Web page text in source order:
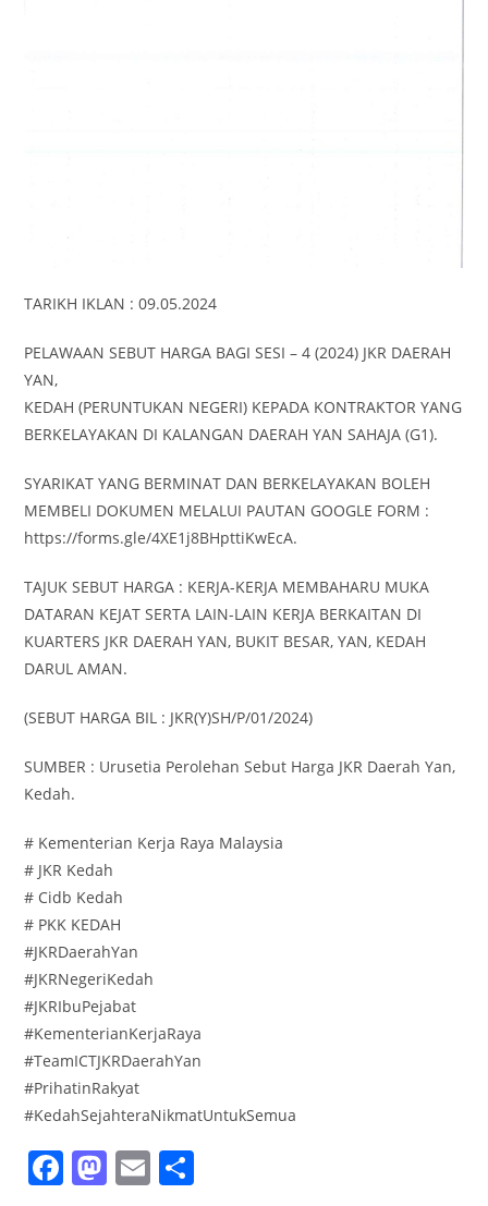
TARIKH IKLAN : 09.05.2024
PELAWAAN SEBUT HARGA BAGI SESI – 4 (2024) JKR DAERAH
YAN,
KEDAH (PERUNTUKAN NEGERI) KEPADA KONTRAKTOR YANG
BERKELAYAKAN DI KALANGAN DAERAH YAN SAHAJA (G1).
SYARIKAT YANG BERMINAT DAN BERKELAYAKAN BOLEH
MEMBELI DOKUMEN MELALUI PAUTAN GOOGLE FORM :
https://forms.gle/4XE1j8BHpttiKwEcA.
TAJUK SEBUT HARGA : KERJA-KERJA MEMBAHARU MUKA
DATARAN KEJAT SERTA LAIN-LAIN KERJA BERKAITAN DI
KUARTERS JKR DAERAH YAN, BUKIT BESAR, YAN, KEDAH
DARUL AMAN.
(SEBUT HARGA BIL : JKR(Y)SH/P/01/2024)
SUMBER : Urusetia Perolehan Sebut Harga JKR Daerah Yan,
Kedah.
# Kementerian Kerja Raya Malaysia
# JKR Kedah
# Cidb Kedah
# PKK KEDAH
#JKRDaerahYan
#JKRNegeriKedah
#JKRIbuPejabat
#KementerianKerjaRaya
#TeamICTJKRDaerahYan
#PrihatinRakyat
#KedahSejahteraNikmatUntukSemua
F M E